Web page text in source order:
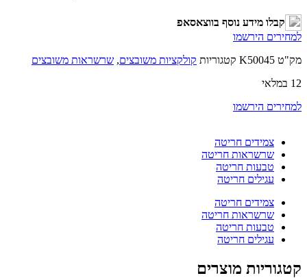
קבלו מידע נוסף בווצאסאפ
למחירים הירשמו
מק"ט K50045 קטגוריות קולקציות משובצים, שרשראות משובצים
12 במלאי
למחירים הירשמו
צמידים חריטה
שרשראות חריטה
טבעות חריטה
עגילים חריטה
צמידים חריטה
שרשראות חריטה
טבעות חריטה
עגילים חריטה
קטגוריות מוצרים